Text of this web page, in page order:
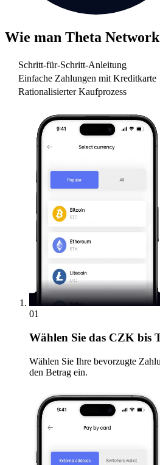
Wie man Theta
Schritt-für-Schritt-Anleitung
Einfache Zahlungen mit Kreditkarte
Rationalisierter Kaufprozess
01
Wählen Sie das CZK bis
Wählen Sie Ihre bevorzugte
den Betrag ein.